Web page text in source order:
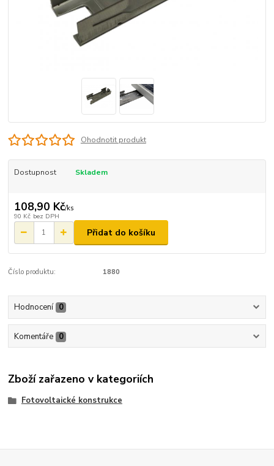
Ohodnotit produkt
Dostupnost Skladem
108,90 Kč/ks
90 Kč bez DPH
Přidat do košíku
Číslo produktu: 1880
Hodnocení 0
Komentáře 0
Zboží zařazeno v kategoriích
Fotovoltaické konstrukce